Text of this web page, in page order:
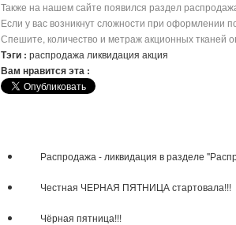
Также на нашем сайте появился раздел
Если у вас возникнут сложности при оформлении
Спешите, количество и метраж акционных тканей
Тэги : распродажа ликвидация акция
Вам нравится эта :
​Распродажа - ликвидация в разделе
Честная ЧЕРНАЯ ПЯТНИЦА стартовала!!!
Чёрная пятница!!!